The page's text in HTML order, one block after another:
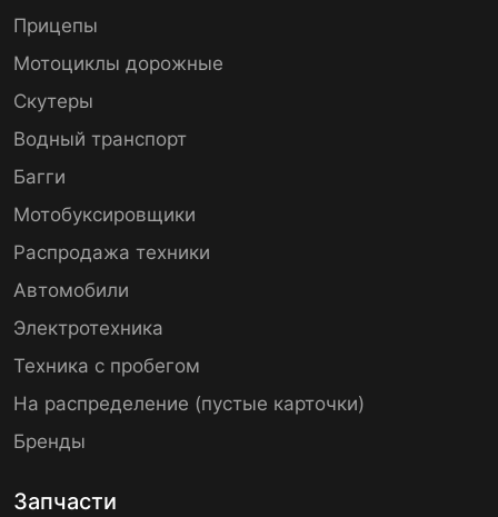
Прицепы
Мотоциклы дорожные
Скутеры
Водный транспорт
Багги
Мотобуксировщики
Распродажа техники
Автомобили
Электротехника
Техника с пробегом
На распределение (пустые карточки)
Бренды
Запчасти